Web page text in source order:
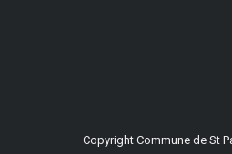
Copyright Commune de St